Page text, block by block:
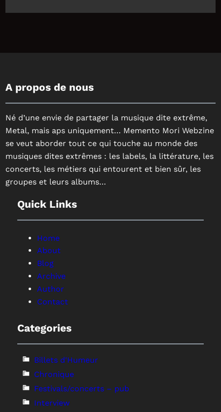
A propos de nous
Né d’une envie de partager la musique dite extrême,
Metal, mais aps uniquement… Memento Mori Webzine
se veut aborder tout ce qui touche au monde des
musiques dites extrêmes : les labels, la littérature, les
concerts, les métiers qui entourent et bien sûr, les
groupes et leurs albums…
Quick Links
Home
About
Blog
Archive
Author
Contact
Categories
Billets d'Humeur
Chronique
Festivals/concerts – pub
Interview